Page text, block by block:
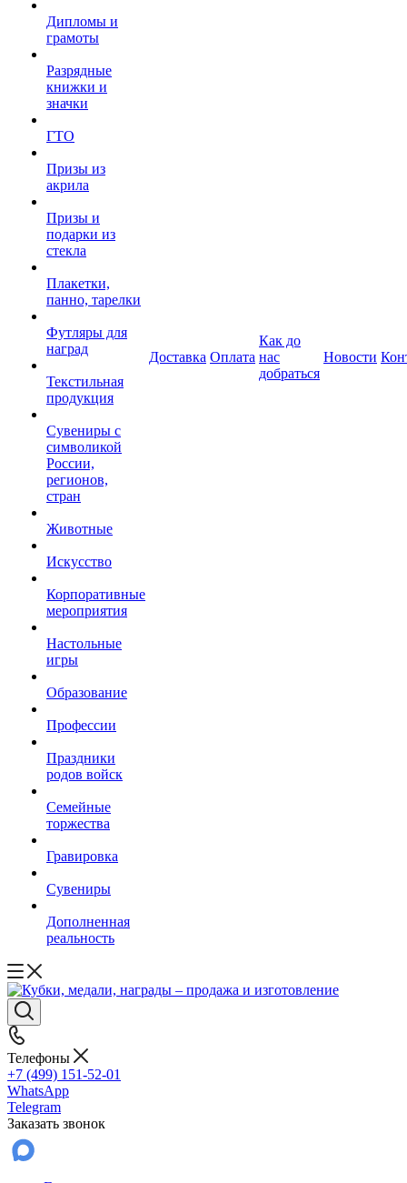
Дипломы и
грамоты
Разрядные
книжки и
значки
ГТО
Призы из
акрила
Призы и
подарки из
стекла
Плакетки,
панно, тарелки
Футляры для
наград
Текстильная
продукция
Сувениры с
символикой
России,
регионов,
стран
Животные
Искусство
Корпоративные
мероприятия
Настольные
игры
Образование
Профессии
Праздники
родов войск
Семейные
торжества
Гравировка
Сувениры
Дополненная
реальность
Доставка Оплата
Как до
нас
добраться
Новости
Телефоны
+7 (499) 151-52-01
WhatsApp
Telegram
Заказать звонок